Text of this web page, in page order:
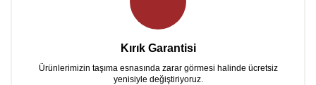
Kırık Garantisi
Ürünlerimizin taşıma esnasında zarar görmesi halinde ücretsiz
yenisiyle değiştiriyoruz.